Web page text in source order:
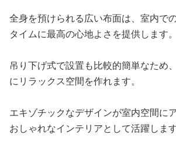
全身を預けられる広い布面は、室内で
タイムに最高の心地よさを提供します。
吊り下げ式で設置も比較的簡単なため
にリラックス空間を作れます。
エキゾチックなデザインが室内空間に
おしゃれなインテリアとして活躍します